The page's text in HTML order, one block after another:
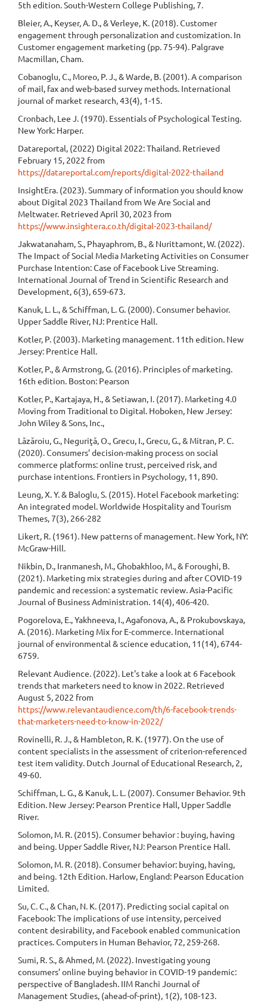
5th edition. South-Western College Publishing, 7.
Bleier, A., Keyser, A. D., & Verleye, K. (2018). Customer
engagement through personalization and customization. In
Customer engagement marketing (pp. 75-94). Palgrave
Macmillan, Cham.
Cobanoglu, C., Moreo, P. J., & Warde, B. (2001). A comparison
of mail, fax and web-based survey methods. International
journal of market research, 43(4), 1-15.
Cronbach, Lee J. (1970). Essentials of Psychological Testing.
New York: Harper.
Datareportal, (2022) Digital 2022: Thailand. Retrieved
February 15, 2022 from
https://datareportal.com/reports/digital-2022-thailand
InsightEra. (2023). Summary of information you should know
about Digital 2023 Thailand from We Are Social and
Meltwater. Retrieved April 30, 2023 from
https://www.insightera.co.th/digital-2023-thailand/
Jakwatanaham, S., Phayaphrom, B., & Nurittamont, W. (2022).
The Impact of Social Media Marketing Activities on Consumer
Purchase Intention: Case of Facebook Live Streaming.
International Journal of Trend in Scientific Research and
Development, 6(3), 659-673.
Kanuk, L. L., & Schiffman, L. G. (2000). Consumer behavior.
Upper Saddle River, NJ: Prentice Hall.
Kotler, P. (2003). Marketing management. 11th edition. New
Jersey: Prentice Hall.
Kotler, P., & Armstrong, G. (2016). Principles of marketing.
16th edition. Boston: Pearson
Kotler, P., Kartajaya, H., & Setiawan, I. (2017). Marketing 4.0
Moving from Traditional to Digital. Hoboken, New Jersey:
John Wiley & Sons, Inc.,
Lăzăroiu, G., Neguriţă, O., Grecu, I., Grecu, G., & Mitran, P. C.
(2020). Consumers’ decision-making process on social
commerce platforms: online trust, perceived risk, and
purchase intentions. Frontiers in Psychology, 11, 890.
Leung, X. Y. & Baloglu, S. (2015). Hotel Facebook marketing:
An integrated model. Worldwide Hospitality and Tourism
Themes, 7(3), 266-282
Likert, R. (1961). New patterns of management. New York, NY:
McGraw-Hill.
Nikbin, D., Iranmanesh, M., Ghobakhloo, M., & Foroughi, B.
(2021). Marketing mix strategies during and after COVID-19
pandemic and recession: a systematic review. Asia-Pacific
Journal of Business Administration. 14(4), 406-420.
Pogorelova, E., Yakhneeva, I., Agafonova, A., & Prokubovskaya,
A. (2016). Marketing Mix for E-commerce. International
journal of environmental & science education, 11(14), 6744-
6759.
Relevant Audience. (2022). Let's take a look at 6 Facebook
trends that marketers need to know in 2022. Retrieved
August 5, 2022 from
https://www.relevantaudience.com/th/6-facebook-trends-
that-marketers-need-to-know-in-2022/
Rovinelli, R. J., & Hambleton, R. K. (1977). On the use of
content specialists in the assessment of criterion-referenced
test item validity. Dutch Journal of Educational Research, 2,
49-60.
Schiffman, L. G., & Kanuk, L. L. (2007). Consumer Behavior. 9th
Edition. New Jersey: Pearson Prentice Hall, Upper Saddle
River.
Solomon, M. R. (2015). Consumer behavior : buying, having
and being. Upper Saddle River, NJ: Pearson Prentice Hall.
Solomon, M. R. (2018). Consumer behavior: buying, having,
and being. 12th Edition. Harlow, England: Pearson Education
Limited.
Su, C. C., & Chan, N. K. (2017). Predicting social capital on
Facebook: The implications of use intensity, perceived
content desirability, and Facebook enabled communication
practices. Computers in Human Behavior, 72, 259-268.
Sumi, R. S., & Ahmed, M. (2022). Investigating young
consumers’ online buying behavior in COVID-19 pandemic:
perspective of Bangladesh. IIM Ranchi Journal of
Management Studies, (ahead-of-print), 1(2), 108-123.